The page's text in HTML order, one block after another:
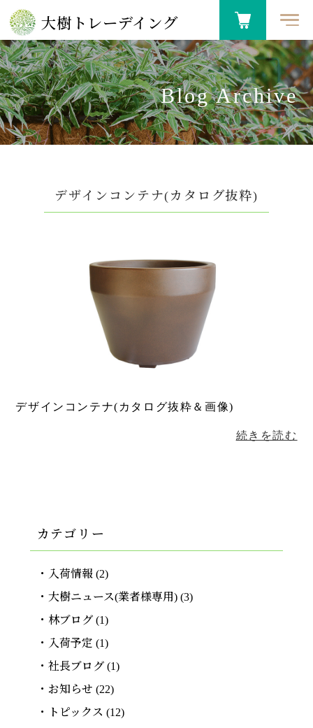
大樹トレーデイング
Blog Archive
デザインコンテナ(カタログ抜粋)
デザインコンテナ(カタログ抜粋＆画像)
続きを読む
カテゴリー
入荷情報 (2)
大樹ニュース(業者様専用)(3)
林ブログ(1)
入荷予定 (1)
社長ブログ(1)
お知らせ (22)
トピックス (12)